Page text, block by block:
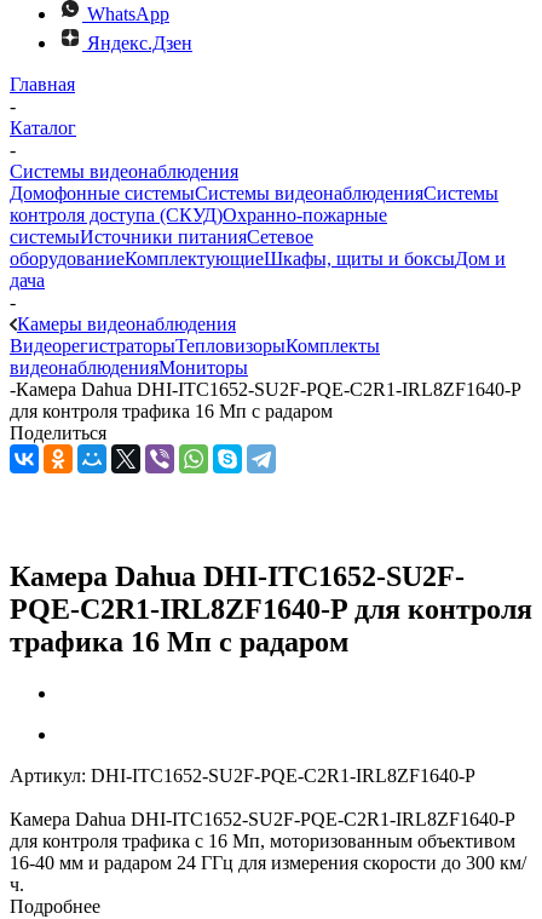
WhatsApp
Яндекс.Дзен
Главная
-
Каталог
-
Системы видеонаблюдения
Домофонные системыСистемы видеонаблюденияСистемы
контроля доступа (СКУД)Охранно-пожарные
системыИсточники питанияСетевое
оборудованиеКомплектующиеШкафы, щиты и боксыДом и
дача
-
Камеры видеонаблюдения
ВидеорегистраторыТепловизорыКомплекты
видеонаблюденияМониторы
-Камера Dahua DHI-ITC1652-SU2F-PQE-C2R1-IRL8ZF1640-P
для контроля трафика 16 Мп с радаром
Поделиться
Камера Dahua DHI-ITC1652-SU2F-
PQE-C2R1-IRL8ZF1640-P для контроля
трафика 16 Мп с радаром
Артикул: DHI-ITC1652-SU2F-PQE-C2R1-IRL8ZF1640-P
Камера Dahua DHI-ITC1652-SU2F-PQE-C2R1-IRL8ZF1640-P
для контроля трафика с 16 Мп, моторизованным объективом
16-40 мм и радаром 24 ГГц для измерения скорости до 300 км/
ч.
Подробнее